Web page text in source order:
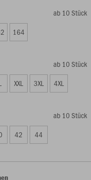
ab 10 Stück
164
ab 10 Stück
XXL 3XL 4XL
ab 10 Stück
42 44